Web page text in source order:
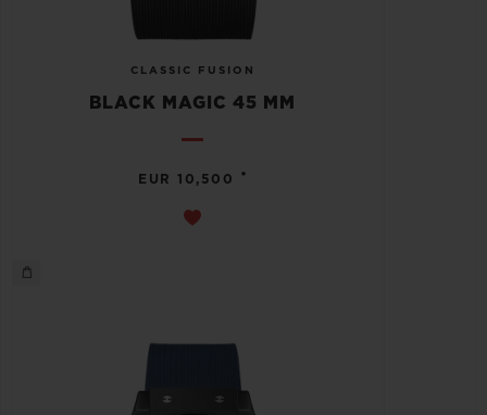
CLASSIC FUSION
BLACK MAGIC 45 MM
EUR 10,500 •